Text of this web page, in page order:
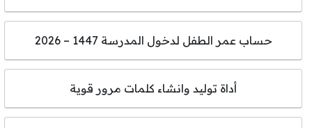
حساب عمر الطفل لدخول المدرسة 1447 – 2026
أداة توليد وانشاء كلمات مرور قوية